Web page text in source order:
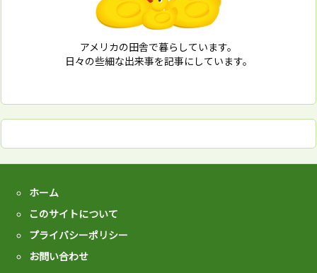
アメリカの田舎で暮らしています。
日々の些細な出来事を記事にしています。
ホーム
このサイトについて
プライバシーポリシー
お問い合わせ